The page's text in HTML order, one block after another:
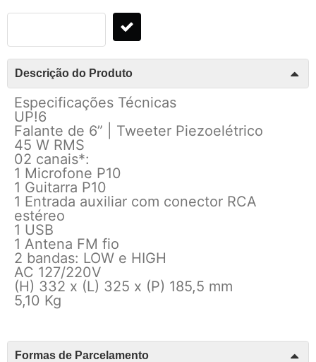
Descrição do Produto
Especificações Técnicas
UP!6
Falante de 6” | Tweeter Piezoelétrico
45 W RMS
02 canais*:
1 Microfone P10
1 Guitarra P10
1 Entrada auxiliar com conector RCA
estéreo
1 USB
1 Antena FM fio
2 bandas: LOW e HIGH
AC 127/220V
(H) 332 x (L) 325 x (P) 185,5 mm
5,10 Kg
Formas de Parcelamento